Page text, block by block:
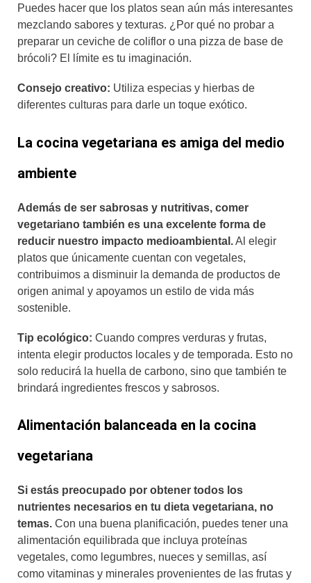
Puedes hacer que los platos sean aún más interesantes
mezclando sabores y texturas. ¿Por qué no probar a
preparar un ceviche de coliflor o una pizza de base de
brócoli? El límite es tu imaginación.
Consejo creativo: Utiliza especias y hierbas de
diferentes culturas para darle un toque exótico.
La cocina vegetariana es amiga del medio
ambiente
Además de ser sabrosas y nutritivas, comer
vegetariano también es una excelente forma de
reducir nuestro impacto medioambiental.Al elegir
platos que únicamente cuentan con vegetales,
contribuimos a disminuir la demanda de productos de
origen animal y apoyamos un estilo de vida más
sostenible.
Tip ecológico: Cuando compres verduras y frutas,
intenta elegir productos locales y de temporada. Esto no
solo reducirá la huella de carbono, sino que también te
brindará ingredientes frescos y sabrosos.
Alimentación balanceada en la cocina
vegetariana
Si estás preocupado por obtener todos los
nutrientes necesarios en tu dieta vegetariana, no
temas. Con una buena planificación, puedes tener una
alimentación equilibrada que incluya proteínas
vegetales, como legumbres, nueces y semillas, así
como vitaminas y minerales provenientes de las frutas y